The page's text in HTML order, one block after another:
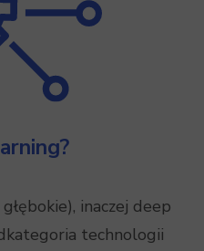
inaczej deep
technologii